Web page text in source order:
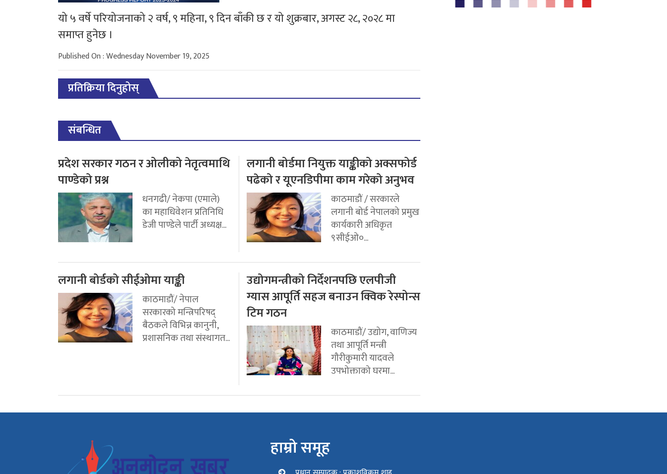
यो ५ वर्षे परियोजनाको २ वर्ष, ९ महिना, ९ दिन बाँकी छ र यो शुक्रबार, अगस्ट २८, २०२८ मा
समाप्त हुनेछ ।
Published On : Wednesday November 19, 2025
प्रतिक्रिया दिनुहोस्
संबन्धित
प्रदेश सरकार गठन र ओलीको नेतृत्वमाथि
पाण्डेको प्रश्न
धनगढी/ नेकपा (एमाले)
का महाधिवेशन प्रतिनिधि
डेजी पाण्डेले पार्टी अध्यक्ष...
लगानी बोर्डमा नियुक्त याङ्कीको अक्सफोर्ड
पढेको र यूएनडिपीमा काम गरेको अनुभव
काठमाडौं / सरकारले
लगानी बोर्ड नेपालको प्रमुख
कार्यकारी अधिकृत
९सीईओ०...
लगानी बोर्डको सीईओमा याङ्की
काठमाडौं/ नेपाल
सरकारको मन्त्रिपरिषद्
बैठकले विभिन्न कानुनी,
प्रशासनिक तथा संस्थागत...
उद्योगमन्त्रीको निर्देशनपछि एलपीजी
ग्यास आपूर्ति सहज बनाउन क्विक रेस्पोन्स
टिम गठन
काठमाडौं/ उद्योग, वाणिज्य
तथा आपूर्ति मन्त्री
गौरीकुमारी यादवले
उपभोक्ताको घरमा...
हाम्रो समूह